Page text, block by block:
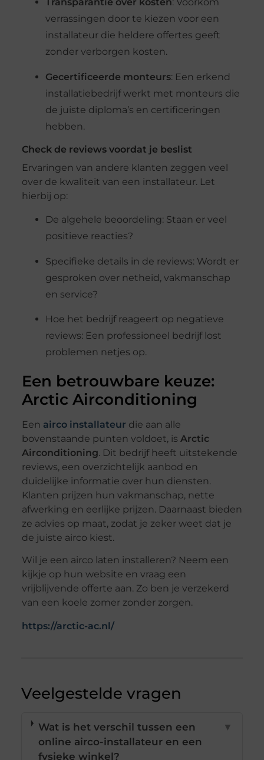
Transparantie over kosten: Voorkom
verrassingen door te kiezen voor een
installateur die heldere offertes geeft
zonder verborgen kosten.
Gecertificeerde monteurs: Een erkend
installatiebedrijf werkt met monteurs die
de juiste diploma’s en certificeringen
hebben.
Check de reviews voordat je beslist
Ervaringen van andere klanten zeggen veel
over de kwaliteit van een installateur. Let
hierbij op:
De algehele beoordeling: Staan er veel
positieve reacties?
Specifieke details in de reviews: Wordt er
gesproken over netheid, vakmanschap
en service?
Hoe het bedrijf reageert op negatieve
reviews: Een professioneel bedrijf lost
problemen netjes op.
Een betrouwbare keuze:
Arctic Airconditioning
Een airco installateur die aan alle
bovenstaande punten voldoet, is Arctic
Airconditioning. Dit bedrijf heeft uitstekende
reviews, een overzichtelijk aanbod en
duidelijke informatie over hun diensten.
Klanten prijzen hun vakmanschap, nette
afwerking en eerlijke prijzen. Daarnaast bieden
ze advies op maat, zodat je zeker weet dat je
de juiste airco kiest.
Wil je een airco laten installeren? Neem een
kijkje op hun website en vraag een
vrijblijvende offerte aan. Zo ben je verzekerd
van een koele zomer zonder zorgen.
https://arctic-ac.nl/
Veelgestelde vragen
Wat is het verschil tussen een
online airco-installateur en een
fysieke winkel?
▼